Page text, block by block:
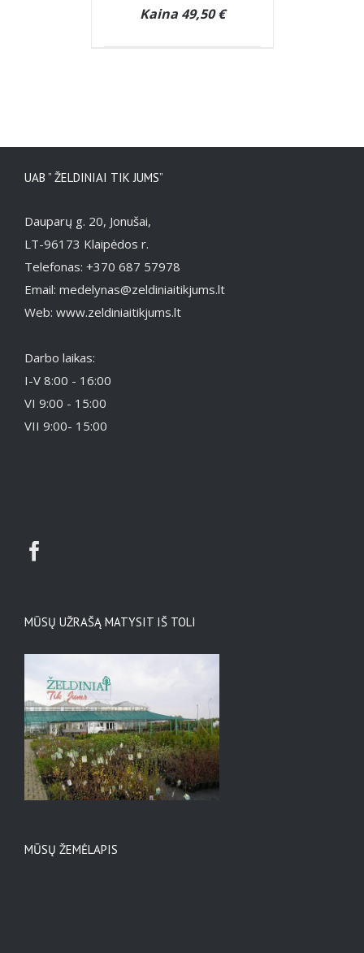
Kaina 49,50 €
UAB ” ŽELDINIAI TIK JUMS”
Dauparų g. 20, Jonušai,
LT-96173 Klaipėdos r.
Telefonas: +370 687 57978
Email: medelynas@zeldiniaitikjums.lt
Web: www.zeldiniaitikjums.lt
Darbo laikas:
I-V 8:00 - 16:00
VI 9:00 - 15:00
VII 9:00- 15:00
MŪSŲ UŽRAŠĄ MATYSIT IŠ TOLI
MŪSŲ ŽEMĖLAPIS